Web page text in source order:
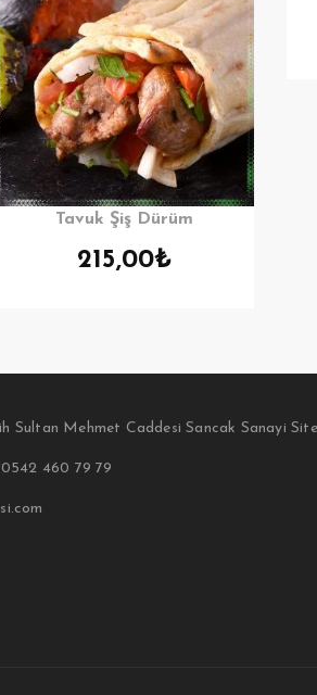
Tavuk Şiş Dürüm
215,00₺
Sultan Mehmet Caddesi Sancak Sanayi
460 79 79